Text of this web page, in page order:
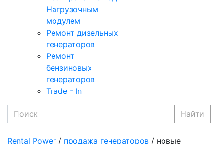
Нагрузочным
модулем
Ремонт дизельных
генераторов
Ремонт
бензиновых
генераторов
Trade - In
Найти
Rental Power / продажа генераторов / новые